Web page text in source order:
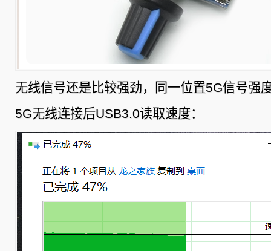
无线信号还是比较强劲，同一位置5G信号强
5G无线连接后USB3.0读取速度：